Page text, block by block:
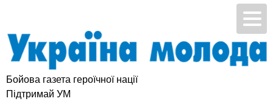
Бойова газета героїчної нації
Підтримай УМ